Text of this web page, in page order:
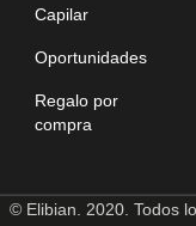
Capilar
Oportunidades
Regalo por
compra
© Elibian. 2020. Todos